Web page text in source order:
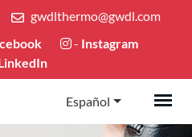
gwdlthermo@gwdl.com
- Instagram
Español